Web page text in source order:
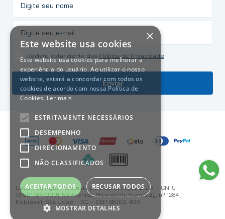
Declaro estar ciente das Política de Privacidade
Enviar
Casas Da Água Materiais para Construção LTDA – CNPJ
13.501.187/0001-59 Avenida Presidente Kennedy, nº 1284 ,
Kobrasol, São José – SC – CEP: 88.102-400
×
Este website usa cookies
Este website usa cookies para melhorar a
experiência do usuário. Ao utilizar o nosso
website, estará a concordar com todos os
cookies de acordo com nossa Política de
Cookies. Ler mais
ESTRITAMENTE NECESSÁRIOS
DESEMPENHO
DIRECIONAMENTO
NÃO CLASSIFICADOS
ACEITAR TODOS RECUSAR TODOS
MOSTRAR DETALHES